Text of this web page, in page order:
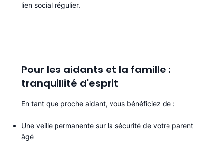
lien social régulier.
Pour les aidants et la famille :
tranquillité d'esprit
En tant que proche aidant, vous bénéficiez de :
Une veille permanente sur la sécurité de votre parent
âgé